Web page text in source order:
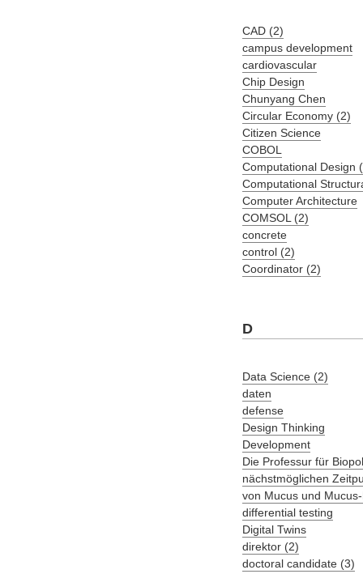
CAD (2)
campus development
cardiovascular
Chip Design
Chunyang Chen
Circular Economy (2)
Citizen Science
COBOL
Computational Design
Computational
Computer Architecture
COMSOL (2)
concrete
control (2)
Coordinator (2)
D
Data Science (2)
daten
defense
Design Thinking
Development
Die Professur für
nächstmöglichen
von Mucus und
differential testing
Digital Twins
direktor (2)
doctoral candidate (3)